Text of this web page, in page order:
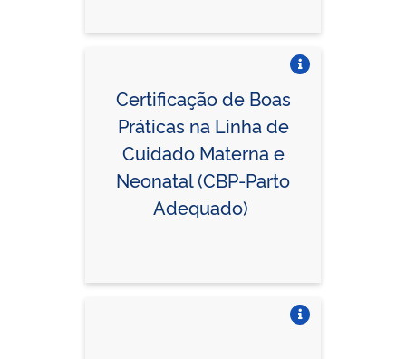
Certificação de Boas
Práticas na Linha de
Cuidado Materna e
Neonatal (CBP-Parto
Adequado)